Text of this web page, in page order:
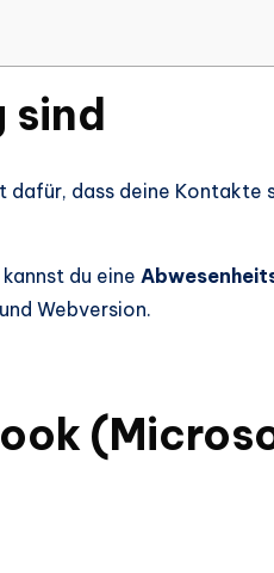
sind
dafür, dass deine Kontakte
du eine
Webversion.